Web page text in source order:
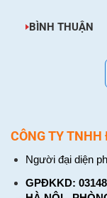
BÌNH THUẬN
CÔNG TY
Người đại diện
GPĐKKD: